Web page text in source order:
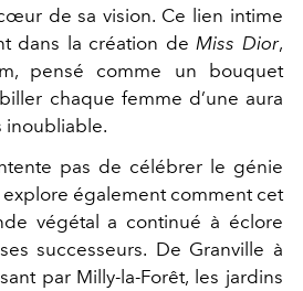
de sa vision. Ce lien intime
dans la création de Miss Dior,
pensé comme un bouquet
chaque femme d’une aura
inoubliable.
pas de célébrer le génie
explore également comment cet
végétal a continué à éclore
successeurs. De Granville à
par Milly-la-Forêt, les jardins